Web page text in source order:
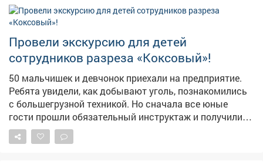
Горную в МАХ: https://max.ru/id4217055884_biz
Провели экскурсию для детей
сотрудников разреза «Коксовый»!
50 мальчишек и девчонок приехали на предприятие.
Ребята увидели, как добывают уголь, познакомились
с большегрузной техникой. Но сначала все юные
гости прошли обязательный инструктаж и получили
средства индивидуальной защиты - каски, очки,
сигнальные жилеты. Как настоящие горняки, по